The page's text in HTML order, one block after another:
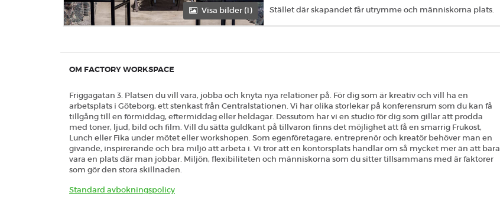
Visa bilder (1) Stället där skapandet får utrymme och människorna plats.
Förmiddag
Eftermiddag
OM FACTORY WORKSPACE
Friggagatan 3. Platsen du vill vara, jobba och knyta nya relationer på. För dig som är kreativ och vill ha en
arbetsplats i Göteborg, ett stenkast från Centralstationen. Vi har olika storlekar på konferensrum som du kan få
tillgång till en förmiddag, eftermiddag eller heldagar. Dessutom har vi en studio för dig som gillar att prodda
med toner, ljud, bild och film. Vill du sätta guldkant på tillvaron finns det möjlighet att få en smarrig Frukost,
Lunch eller Fika under mötet eller workshopen. Som egenföretagare, entreprenör och kreatör behöver man en
givande, inspirerande och bra miljö att arbeta i. Vi tror att en kontorsplats handlar om så mycket mer än att bara
vara en plats där man jobbar. Miljön, flexibiliteten och människorna som du sitter tillsammans med är faktorer
som gör den stora skillnaden.
Standard avbokningspolicy